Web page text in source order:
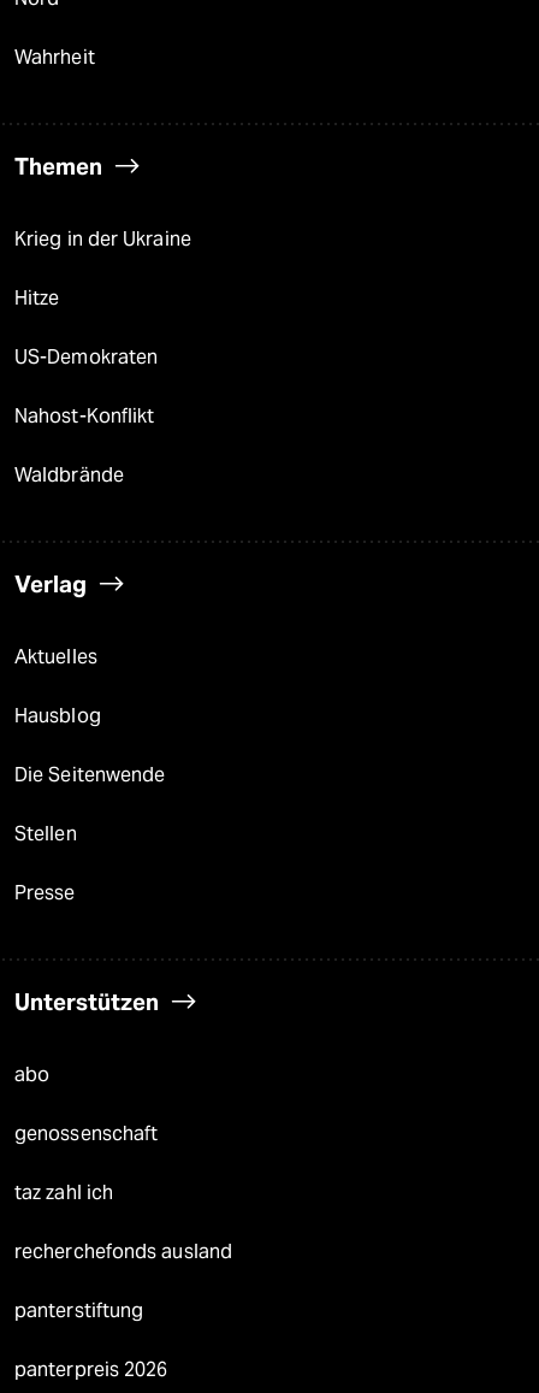
Wahrheit
Themen
Krieg in der Ukraine
Hitze
US-Demokraten
Nahost-Konflikt
Waldbrände
Verlag
Aktuelles
Hausblog
Die Seitenwende
Stellen
Presse
Unterstützen
abo
genossenschaft
taz zahl ich
recherchefonds ausland
panterstiftung
panterpreis 2026